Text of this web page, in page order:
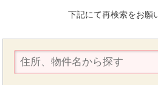
下記にて再検索をお願